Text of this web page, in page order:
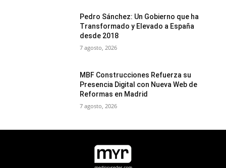
Pedro Sánchez: Un Gobierno que ha
Transformado y Elevado a España
desde 2018
7 agosto, 2026
MBF Construcciones Refuerza su
Presencia Digital con Nueva Web de
Reformas en Madrid
7 agosto, 2026